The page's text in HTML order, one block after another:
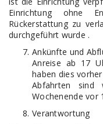
Einrichtung ohne
Rückerstattung zu
durchgeführt wurde .
Ankünfte und
Anreise ab 17
haben dies
Abfahrten
Wochenende vor
Verantwortung